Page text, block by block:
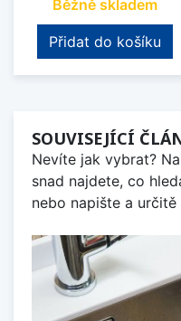
Běžně skladem
Přidat do košíku
SOUVISEJÍCÍ
Nevíte jak vybrat?
snad najdete, co
nebo napište a určitě